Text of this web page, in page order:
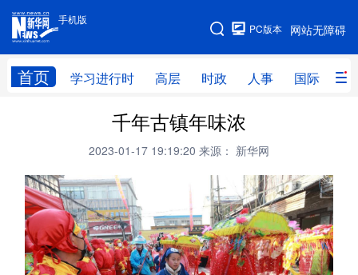
手机版
网站无障碍
PC版本
首页 学习进行时 高层 时政 人事 国际 财
手机版
网站地图
高层 时政
财经 网评
台湾 思客智库 全球连线 教育
科技 科创 量子 体育
文化 书画 健康 军事
千年古镇年味浓
2023-01-17 19:19:20 来源： 新华网